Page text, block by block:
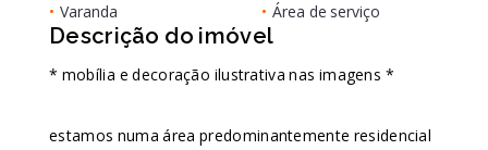
• Varanda • Área de serviço
Descrição do imóvel
* mobília e decoração ilustrativa nas imagens *
estamos numa área predominantemente residencial